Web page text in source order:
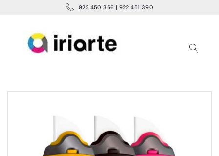
922 450 356 | 922 451 390